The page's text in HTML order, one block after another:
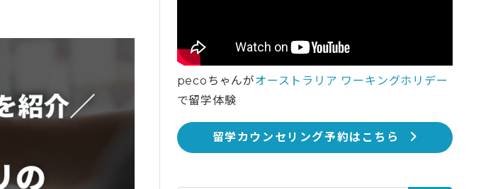
pecoちゃんがオーストラリア ワーキングホリデー
で留学体験
留学カウンセリング予約はこちら